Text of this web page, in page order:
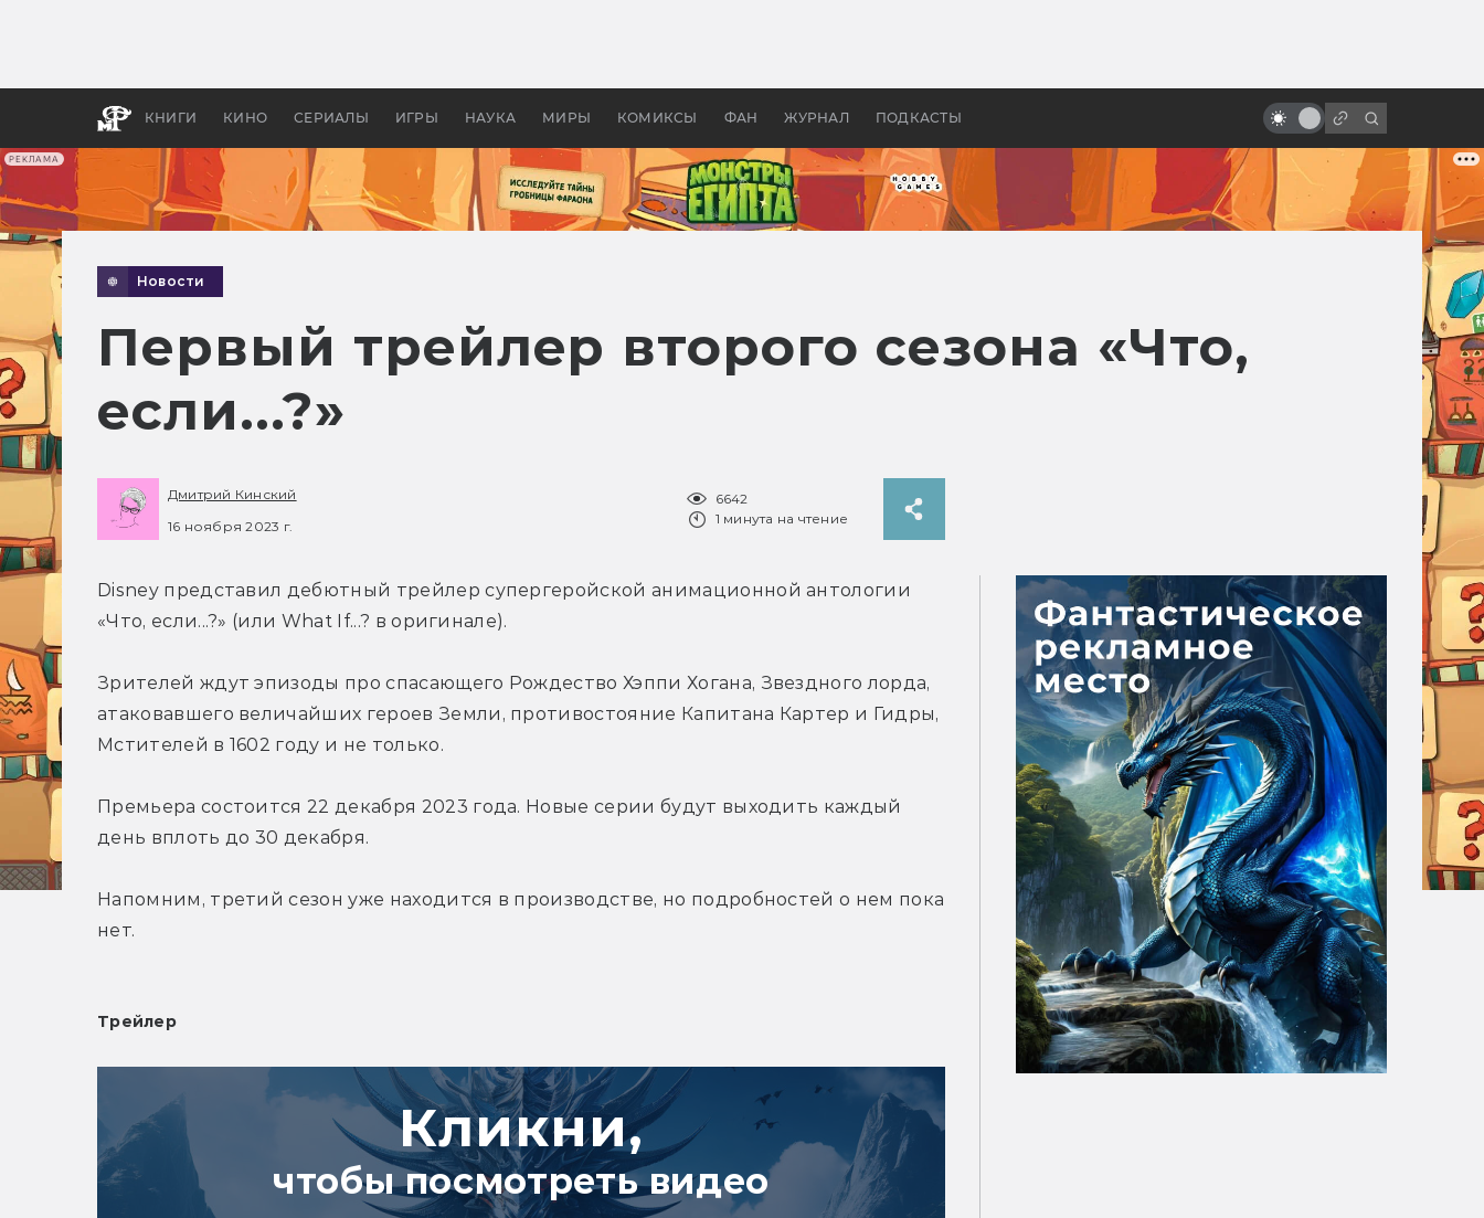
РЕКЛАМА
КНИГИ КИНО СЕРИАЛЫ ИГРЫ НАУКА МИРЫ КОМИКСЫ ФАН ЖУРНАЛ ПОДКАСТЫ
апокалипсис, в России —
бы «Властелина колец»
Гигер и сотворение «Чужого»
Новости
Первый трейлер второго сезона «Что,
если...?»
Дмитрий Кинский
16 ноября 2023 г.
6642
1 минута на чтение
Disney представил дебютный трейлер супергеройской анимационной антологии
«Что, если...?» (или What If...? в оригинале).
Зрителей ждут эпизоды про спасающего Рождество Хэппи Хогана, Звездного лорда,
атаковавшего величайших героев Земли, противостояние Капитана Картер и Гидры,
Мстителей в 1602 году и не только.
Премьера состоится 22 декабря 2023 года. Новые серии будут выходить каждый
день вплоть до 30 декабря.
Напомним, третий сезон уже находится в производстве, но подробностей о нем пока
нет.
Трейлер
Кликни,
чтобы посмотреть видео